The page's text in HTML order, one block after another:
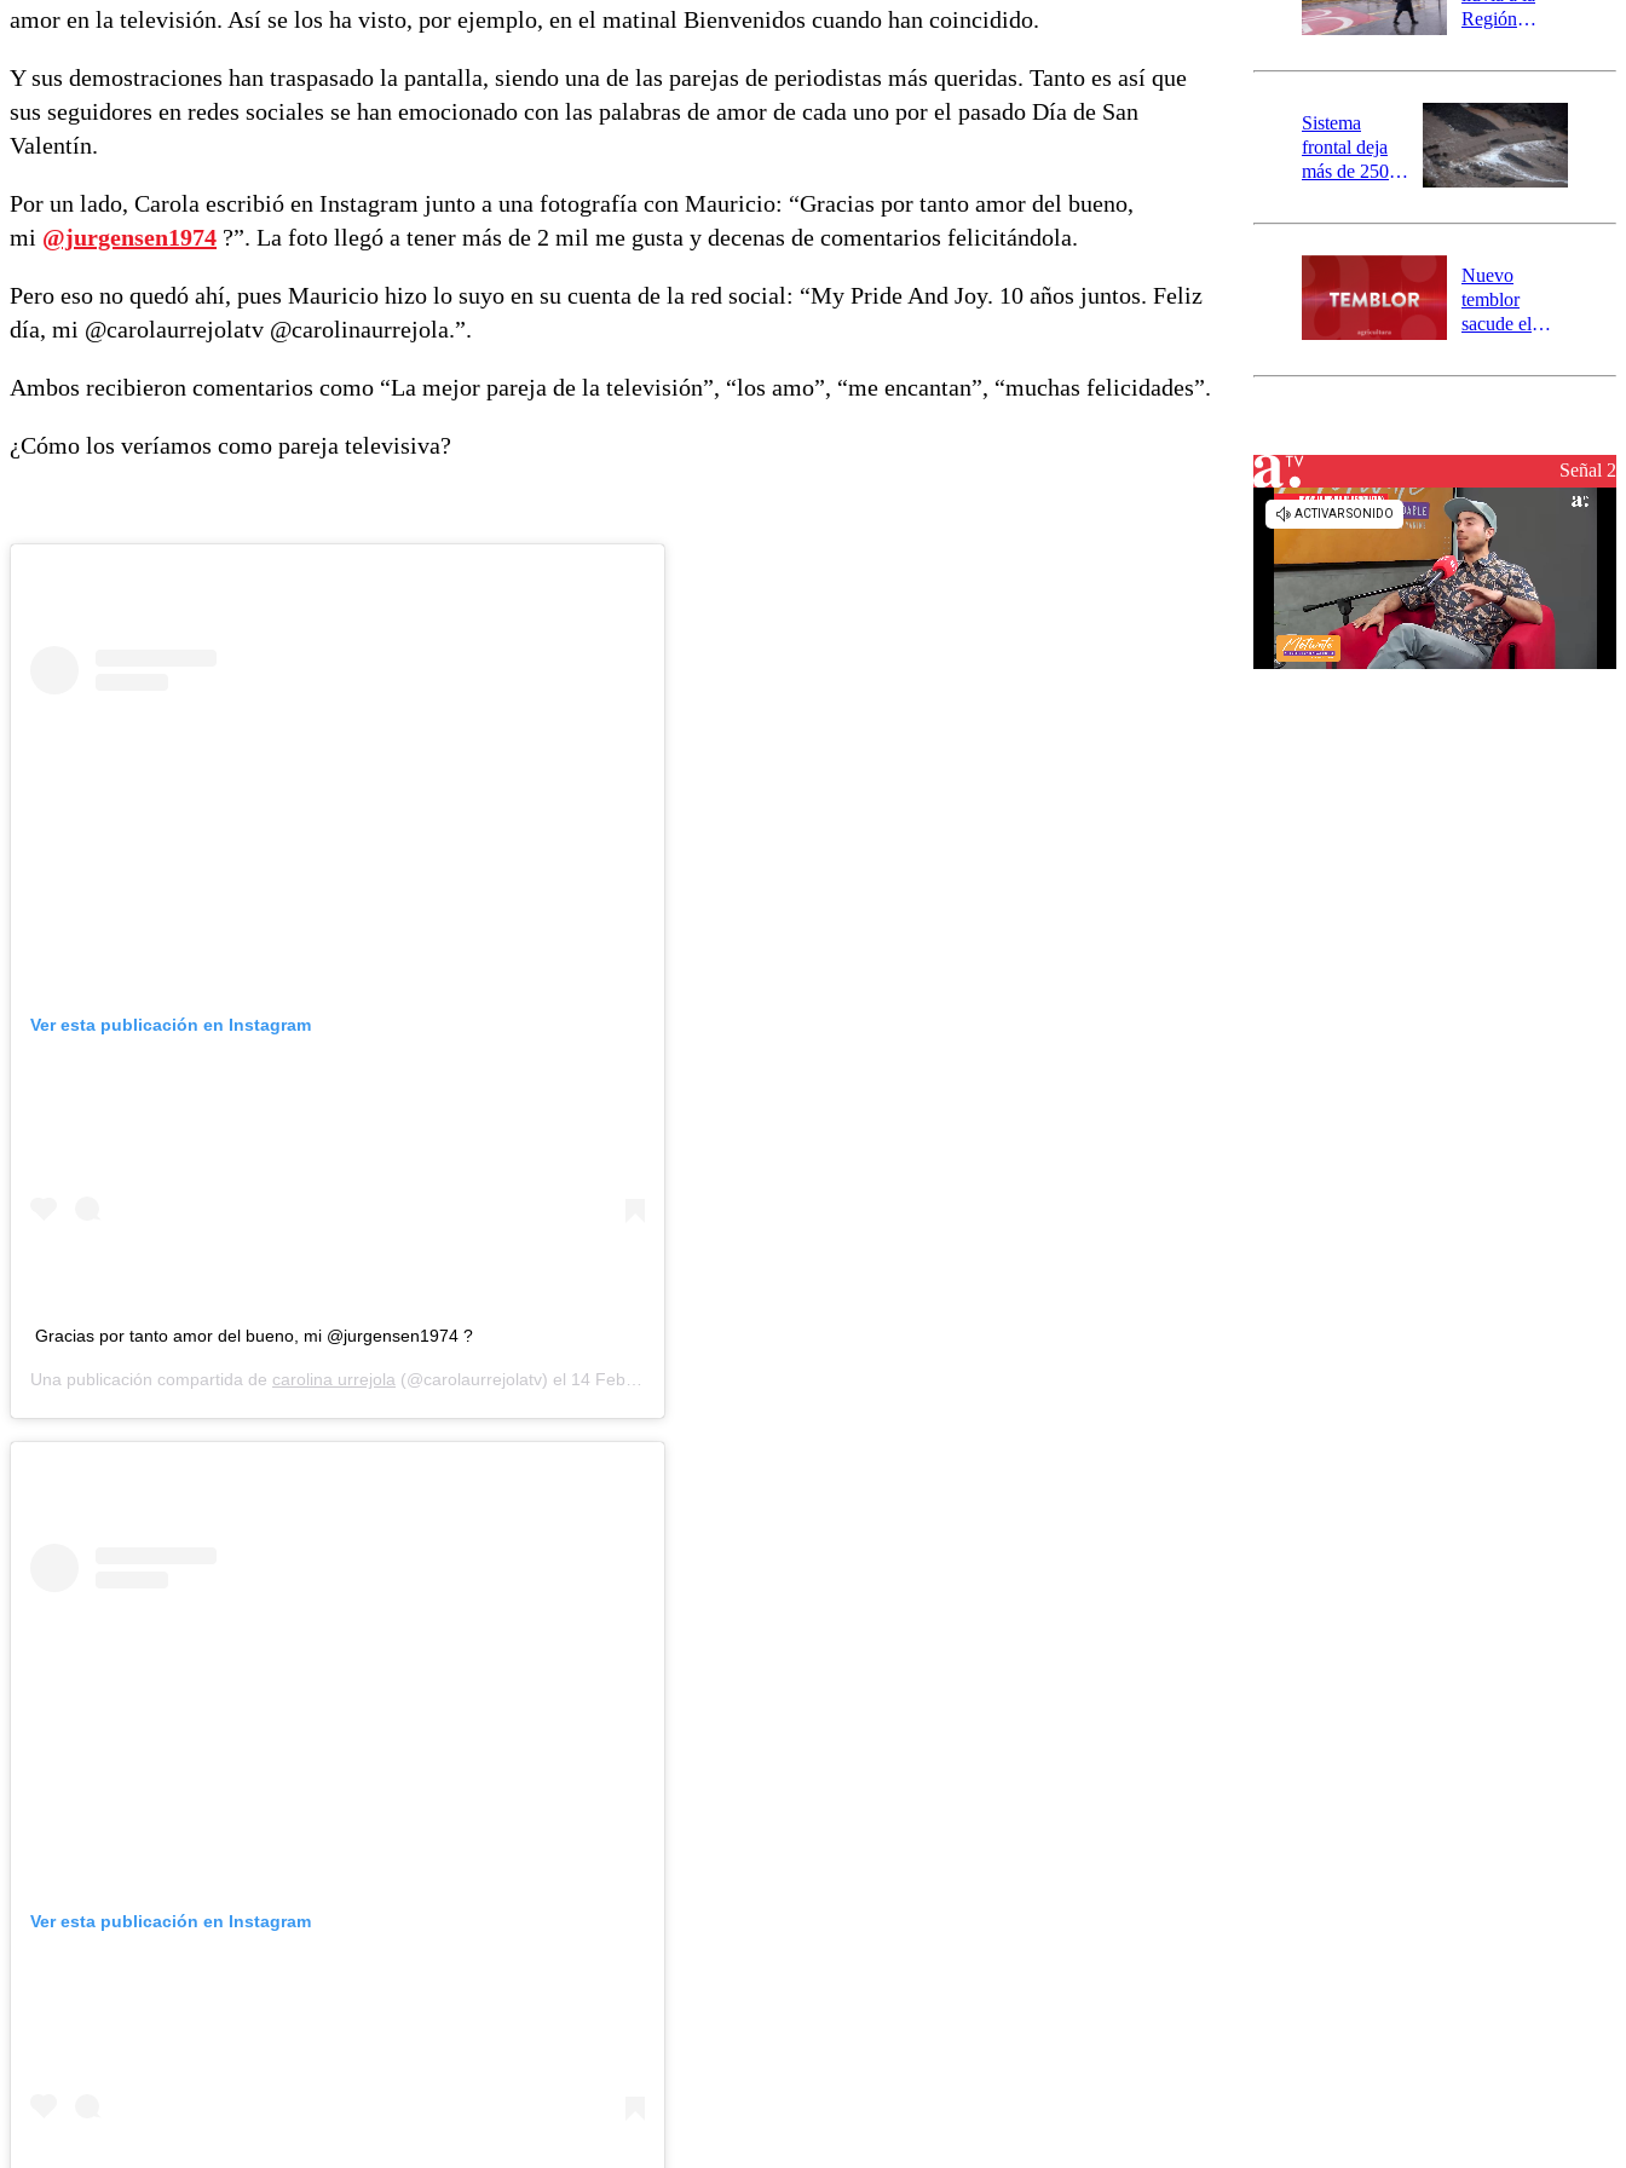
amor en la televisión. Así se los ha visto, por ejemplo, en el matinal Bienvenidos cuando han coincidido.
Y sus demostraciones han traspasado la pantalla, siendo una de las parejas de periodistas más queridas. Tanto es así que
sus seguidores en redes sociales se han emocionado con las palabras de amor de cada uno por el pasado Día de San
Valentín.
Por un lado, Carola escribió en Instagram junto a una fotografía con Mauricio: “Gracias por tanto amor del bueno,
mi @jurgensen1974 ?”. La foto llegó a tener más de 2 mil me gusta y decenas de comentarios felicitándola.
Pero eso no quedó ahí, pues Mauricio hizo lo suyo en su cuenta de la red social: “My Pride And Joy. 10 años juntos. Feliz
día, mi @carolaurrejolatv @carolinaurrejola.”.
Ambos recibieron comentarios como “La mejor pareja de la televisión”, “los amo”, “me encantan”, “muchas felicidades”.
¿Cómo los veríamos como pareja televisiva?
Ver esta publicación en Instagram
Gracias por tanto amor del bueno, mi @jurgensen1974 ?
Una publicación compartida de carolina urrejola (@carolaurrejolatv) el 14 Feb, 2019 a las 7:07 PST
Ver esta publicación en Instagram
mensajería
SAE
Región
este es el
la DMC para
este viernes
Sistema
frontal deja
más de 250
y 317
aisladas entre
Valparaíso y
Los Ríos
Nuevo
temblor
sacude el
revisa la
Señal 2